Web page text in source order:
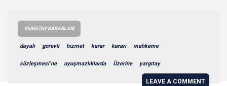
YARGITAY KARARLARI
dayalı görevli hizmet karar kararı mahkeme
sözleşmesi’ne uyuşmazlıklarda Üzerine yargıtay
LEAVE A COMMENT